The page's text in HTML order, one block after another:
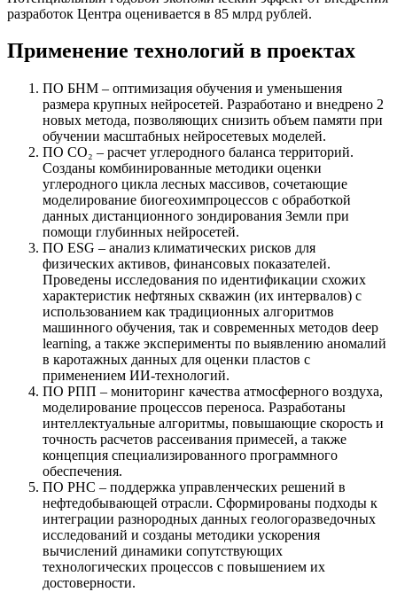
разработок Центра оценивается в 85 млрд рублей.
Применение технологий в проектах
ПО БНМ – оптимизация обучения и уменьшения
размера крупных нейросетей. Разработано и внедрено 2
новых метода, позволяющих снизить объем памяти при
обучении масштабных нейросетевых моделей.
ПО CO₂ – расчет углеродного баланса территорий.
Созданы комбинированные методики оценки
углеродного цикла лесных массивов, сочетающие
моделирование биогеохимпроцессов с обработкой
данных дистанционного зондирования Земли при
помощи глубинных нейросетей.
ПО ESG – анализ климатических рисков для
физических активов, финансовых показателей.
Проведены исследования по идентификации схожих
характеристик нефтяных скважин (их интервалов) с
использованием как традиционных алгоритмов
машинного обучения, так и современных методов deep
learning, а также эксперименты по выявлению аномалий
в каротажных данных для оценки пластов с
применением ИИ-технологий.
ПО РПП – мониторинг качества атмосферного воздуха,
моделирование процессов переноса. Разработаны
интеллектуальные алгоритмы, повышающие скорость и
точность расчетов рассеивания примесей, а также
концепция специализированного программного
обеспечения.
ПО РНС – поддержка управленческих решений в
нефтедобывающей отрасли. Сформированы подходы к
интеграции разнородных данных геологоразведочных
исследований и созданы методики ускорения
вычислений динамики сопутствующих
технологических процессов с повышением их
достоверности.